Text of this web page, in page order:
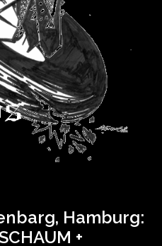
Hamburg:
+